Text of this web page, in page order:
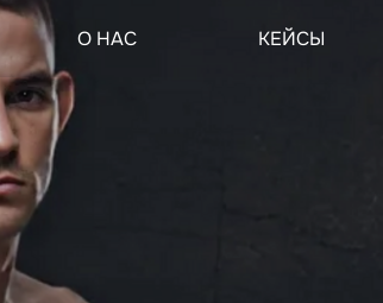
О НАС КЕЙСЫ